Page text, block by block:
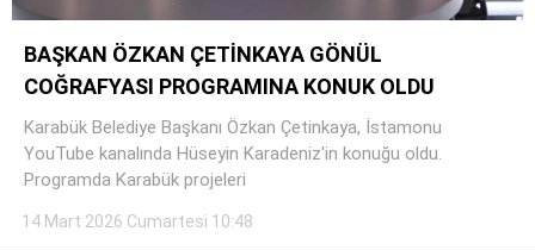
WhatsApp İhbar Hattı
Facebook
BAŞKAN ÖZKAN ÇETİNKAYA GÖNÜL
COĞRAFYASI PROGRAMINA KONUK OLDU
Karabük Belediye Başkanı Özkan Çetinkaya, İstamonu
YouTube kanalında Hüseyin Karadeniz'in konuğu oldu.
Programda Karabük projeleri
14 Mart 2026 Cumartesi 10:48